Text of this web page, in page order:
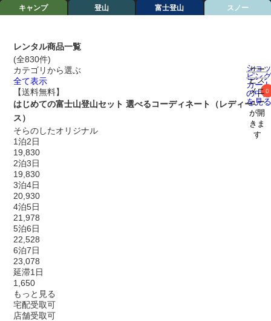
キャンプ 登山 富士登山 スノー
ショ
ピン
カー
の中
を見
0
サー
ビス
メニ
ュー
が開
きま
す
レンタル商品一覧
(全830件)
カテゴリから選ぶ
全て表示
【送料無料】
はじめての富士山登山セット 選べるコーディネート（レディー
ス）
そらのしたオリジナル
1泊2日
19,830
2泊3日
19,830
3泊4日
20,930
4泊5日
21,978
5泊6日
22,528
6泊7日
23,078
延滞1日
1,650
もっと見る
宅配受取可
店舗受取可